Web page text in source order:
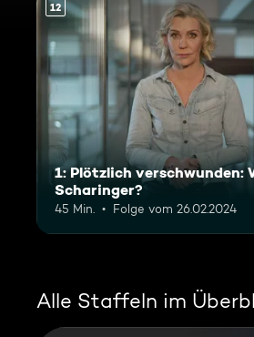
12
1: Plötzlich verschwunden:
Scharinger?
45 Min. Folge vom 26.02.2024
Alle Staffeln im